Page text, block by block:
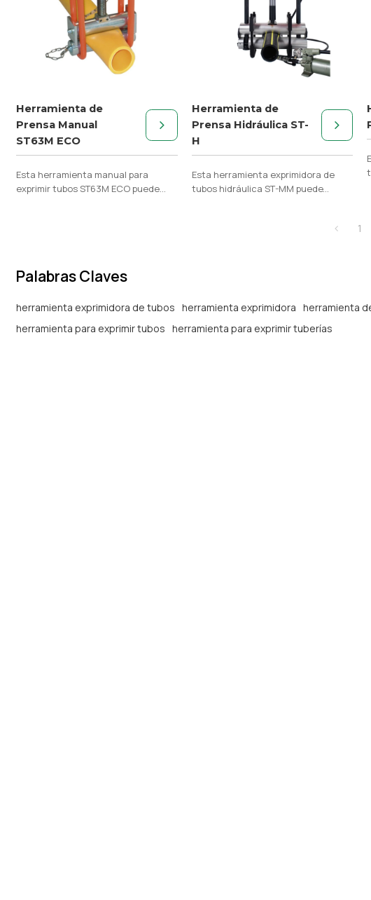
Herramienta de
Prensa Manual
ST63M ECO
Esta herramienta manual para
exprimir tubos ST63M ECO puede
Herramienta de
Prensa Hidráulica ST-
H
Esta herramienta exprimidora de
tubos hidráulica ST-MM puede
1
Palabras Claves
herramienta exprimidora de tubos herramienta exprimidora herramienta
herramienta para exprimir tubos
herramienta para exprimir tuberías